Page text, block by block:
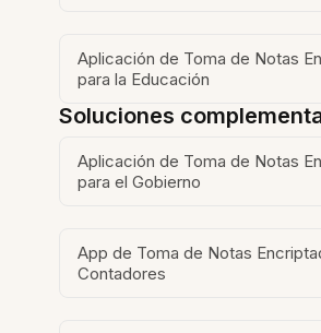
Aplicación de Toma de Notas
para la Educación
Soluciones
Aplicación de Toma de Notas
para el Gobierno
App de Toma de Notas
Contadores